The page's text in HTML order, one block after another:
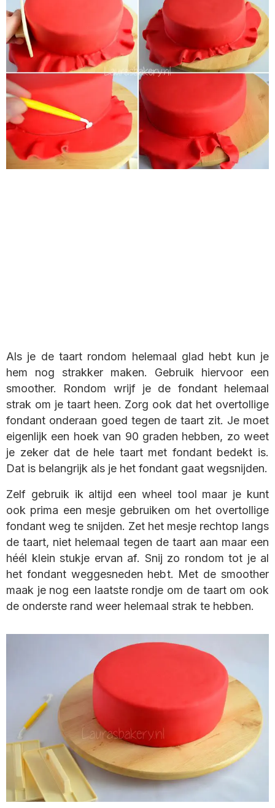
Als je de taart rondom helemaal glad hebt kun je
hem nog strakker maken. Gebruik hiervoor een
smoother. Rondom wrijf je de fondant helemaal
strak om je taart heen. Zorg ook dat het overtollige
fondant onderaan goed tegen de taart zit. Je moet
eigenlijk een hoek van 90 graden hebben, zo weet
je zeker dat de hele taart met fondant bedekt is.
Dat is belangrijk als je het fondant gaat wegsnijden.
Zelf gebruik ik altijd een wheel tool maar je kunt
ook prima een mesje gebruiken om het overtollige
fondant weg te snijden. Zet het mesje rechtop langs
de taart, niet helemaal tegen de taart aan maar een
héél klein stukje ervan af. Snij zo rondom tot je al
het fondant weggesneden hebt. Met de smoother
maak je nog een laatste rondje om de taart om ook
de onderste rand weer helemaal strak te hebben.